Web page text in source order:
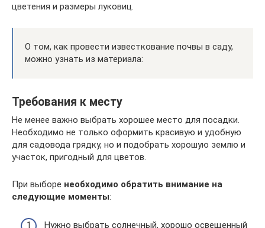
цветения и размеры луковиц.
О том, как провести известкование почвы в саду,
можно узнать из материала:
Требования к месту
Не менее важно выбрать хорошее место для посадки.
Необходимо не только оформить красивую и удобную
для садовода грядку, но и подобрать хорошую землю и
участок, пригодный для цветов.
При выборе необходимо обратить внимание на
следующие моменты:
Нужно выбрать солнечный, хорошо освещенный